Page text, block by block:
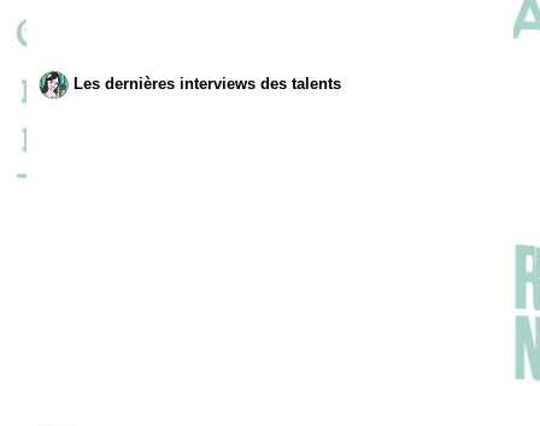
Les dernières interviews des talents